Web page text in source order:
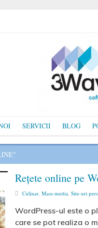
SERVICII BLOG
Rețete online pe
Culinar, Mass-media, Site-uri
WordPress-ul este o
care se pot realiza o